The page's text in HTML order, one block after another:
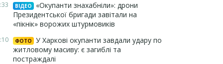
ВІДЕО
«Окупанти знахабніли»: дрони
Президентської бригади завітали на
«пікнік» ворожих штурмовиків
ФОТО
У Харкові окупанти завдали удару по
житловому масиву: є загиблі та
постраждалі